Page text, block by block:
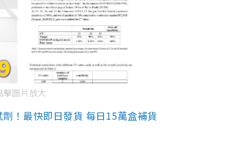
擊圖片放大
！最快即日發貨 每日15萬盒補貨